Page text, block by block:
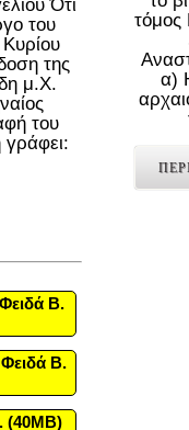
Ότι
του
της
μ.Χ.
του
γράφει:
Β.
Φειδά Β.
(40MB)
α)